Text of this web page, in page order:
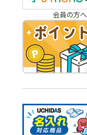
会員の方へ